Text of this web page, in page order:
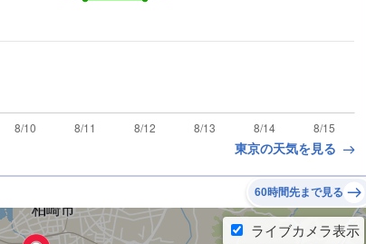
東京の天気を見る
60時間先まで見る